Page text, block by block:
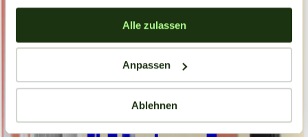
Alle zulassen
Anpassen
Ablehnen